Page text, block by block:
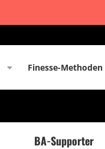
Finesse-Methoden
BA-Supporter